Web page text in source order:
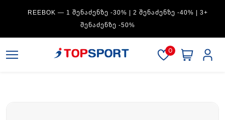
REEBOK — 1 ᲨᲔᲜᲐᲫᲔᲜᲖᲔ -30% | 2 ᲨᲔᲜᲐᲫᲔᲜᲖᲔ -40% | 3+
ᲨᲔᲜᲐᲫᲔᲜᲖᲔ -50%
0